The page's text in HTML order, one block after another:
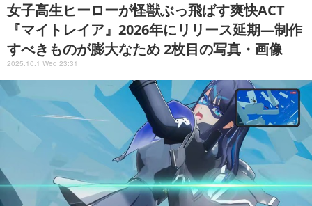
女子高生ヒーローが怪獣ぶっ飛ばす爽快ACT
『マイトレイア』2026年にリリース延期―制作
すべきものが膨大なため 2枚目の写真・画像
2025.10.1 Wed 23:31